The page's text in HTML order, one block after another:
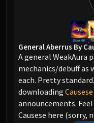
General Aberrus By
A general WeakAura
mechanics/debuff
each. Pretty
downloading
announcements.
Causese here (sorry,